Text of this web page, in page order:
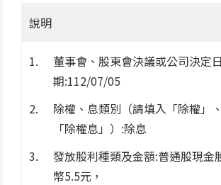
說明
董事會、股東會決議或公司決定日
期:112/07/05
除權、息類別（請填入「除權」
「除權息」）:除息
發放股利種類及金額:普通股現金
幣5.5元，